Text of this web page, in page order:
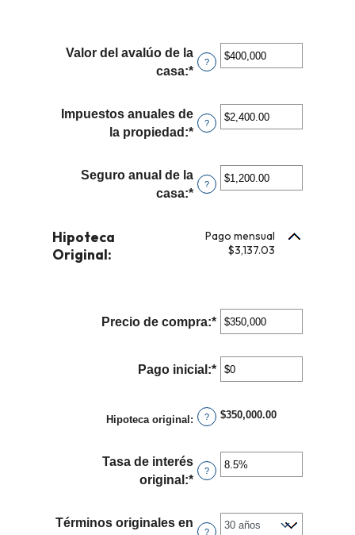
Valor del avalúo de la
casa:* Ingresa
monto
entre
$250,000,000
?
Impuestos anuales de
la propiedad :* Ingresa
monto
entre
$100,000.00
?
Seguro anual de la
casa:* Ingresa
monto
?
Hipoteca
Original:
Pago mensual
$3,137.03
Precio de compra:*Ingresa
monto
entre
y
Pago inicial:*Ingresa
entre
$250,000,000
Hipoteca original : ? $350,000.00
Tasa de interés
original :* Ingresa
monto
?
Términos originales en
?